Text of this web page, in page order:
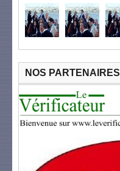
NOS PARTENAIRES